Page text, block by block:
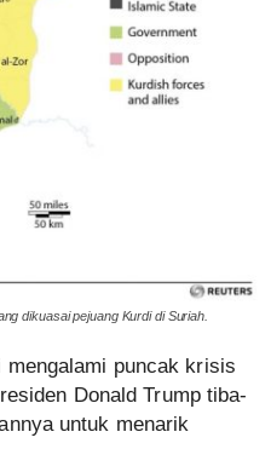
dikuasai pejuang Kurdi di Suriah.
mengalami puncak krisis
Donald Trump tiba-
untuk menarik